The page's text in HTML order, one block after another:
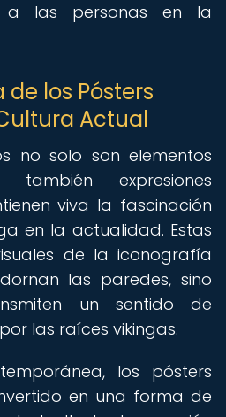
a las personas en la
los Pósters
Actual
no solo son elementos
también expresiones
viva la fascinación
en la actualidad. Estas
de la iconografía
las paredes, sino
un sentido de
las raíces vikingas.
los pósters
en una forma de